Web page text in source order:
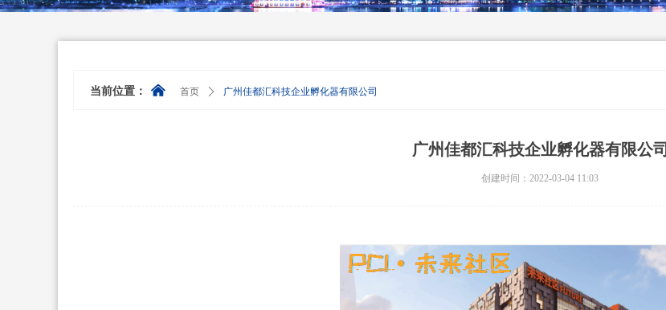
广州佳都汇科技企业孵化器有限公司
当前位置： 낀 首页 ꄲ 广州佳都汇科技企业孵化器有限公司
创建时间： 2022-03-04 11:03